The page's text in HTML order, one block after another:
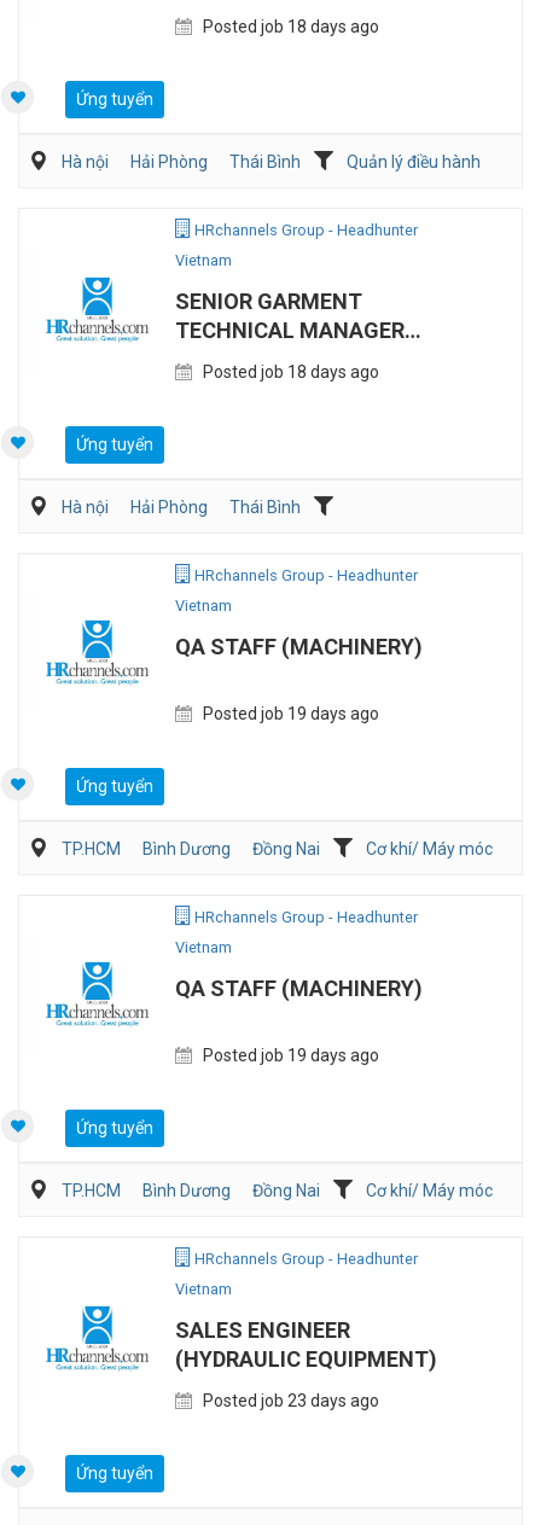
(OPEN FOR LOCALS AND
EXPAT)
Posted job 18 days ago
Ứng tuyển
Hà nội Hải Phòng Thái Bình Quản lý điều hành
HRchannels Group - Headhunter
Vietnam
SENIOR GARMENT
TECHNICAL MANAGER
(OPEN FOR LOCALS AND
EXPAT)
Posted job 18 days ago
Ứng tuyển
Hà nội Hải Phòng
Thái Bình
HRchannels Group - Headhunter
Vietnam
QA STAFF (MACHINERY)
Posted job 19 days ago
Ứng tuyển
TP.HCM Bình Dương Đồng Nai Cơ khí/ Máy móc
HRchannels Group - Headhunter
Vietnam
QA STAFF (MACHINERY)
Posted job 19 days ago
Ứng tuyển
TP.HCM Bình Dương Đồng Nai
Cơ khí/ Máy móc
HRchannels Group - Headhunter
Vietnam
SALES ENGINEER
(HYDRAULIC EQUIPMENT)
Posted job 23 days ago
Ứng tuyển